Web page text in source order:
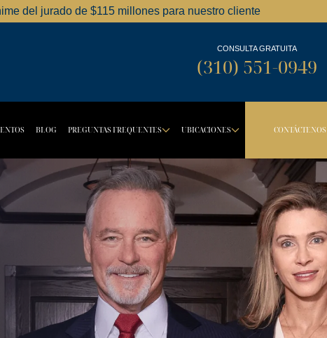
del jurado de $115 millones para nuestro cliente
CONSULTA GRATUITA
(310) 551-0949
BLOG PREGUNTAS FREQUENTES UBICACIONES CONTÁCTENOS